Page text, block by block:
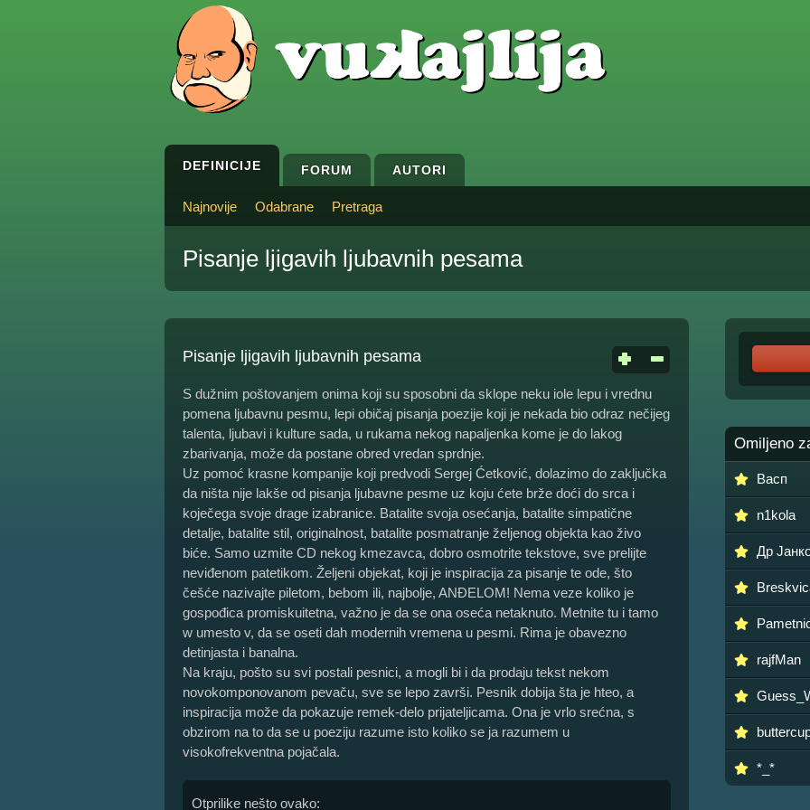
DEFINICIJE FORUM AUTORI
Najnovije Odabrane Pretraga
Pisanje ljigavih ljubavnih pesama
Pisanje ljigavih ljubavnih pesama
S dužnim poštovanjem onima koji su sposobni da sklope neku iole lepu i vrednu
pomena ljubavnu pesmu, lepi običaj pisanja poezije koji je nekada bio odraz nečijeg
talenta, ljubavi i kulture sada, u rukama nekog napaljenka kome je do lakog
zbarivanja, može da postane obred vredan sprdnje.
Uz pomoć krasne kompanije koji predvodi Sergej Ćetković, dolazimo do zaključka
da ništa nije lakše od pisanja ljubavne pesme uz koju ćete brže doći do srca i
koječega svoje drage izabranice. Batalite svoja osećanja, batalite simpatične
detalje, batalite stil, originalnost, batalite posmatranje željenog objekta kao živo
biće. Samo uzmite CD nekog kmezavca, dobro osmotrite tekstove, sve prelijte
neviđenom patetikom. Željeni objekat, koji je inspiracija za pisanje te ode, što
češće nazivajte piletom, bebom ili, najbolje, ANĐELOM! Nema veze koliko je
gospođica promiskuitetna, važno je da se ona oseća netaknuto. Metnite tu i tamo
w umesto v, da se oseti dah modernih vremena u pesmi. Rima je obavezno
detinjasta i banalna.
Na kraju, pošto su svi postali pesnici, a mogli bi i da prodaju tekst nekom
novokomponovanom pevaču, sve se lepo završi. Pesnik dobija šta je hteo, a
inspiracija može da pokazuje remek-delo prijateljicama. Ona je vrlo srećna, s
obzirom na to da se u poeziju razume isto koliko se ja razumem u
visokofrekventna pojačala.
Otprilike nešto ovako:
Omiljeno
Васп
n1kola
Др
rajfMan
*_*